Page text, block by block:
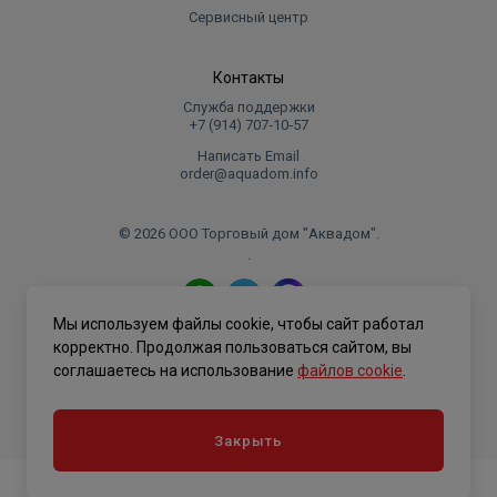
Сервисный центр
Контакты
Служба поддержки
+7 (914) 707‑10‑57
Написать Email
order@aquadom.info
© 2026 ООО Торговый дом "Аквадом".
.
Политика конфиденциальности
Мы используем файлы cookie, чтобы сайт работал
корректно. Продолжая пользоваться сайтом, вы
соглашаетесь на использование файлов cookie
Закрыть